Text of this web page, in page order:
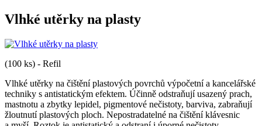
Vlhké utěrky na plasty
(100 ks) - Refil
Vlhké utěrky na čištění plastových povrchů výpočetní a kancelářské
techniky s antistatickým efektem. Účinně odstraňují usazený prach,
mastnotu a zbytky lepidel, pigmentové nečistoty, barviva, zabraňují
žloutnutí plastových ploch. Nepostradatelné na čištění klávesnic